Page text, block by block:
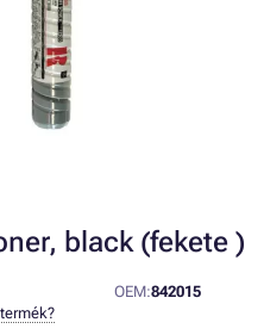
black (fekete )
OEM:842015